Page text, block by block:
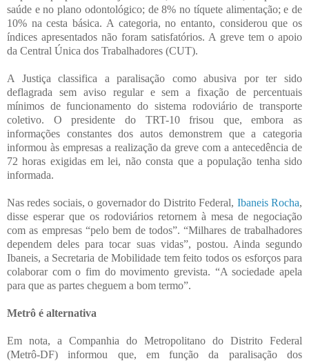
saúde e no plano odontológico; de 8% no tíquete alimentação; e de
10% na cesta básica. A categoria, no entanto, considerou que os
índices apresentados não foram satisfatórios. A greve tem o apoio
da Central Única dos Trabalhadores (CUT).
A Justiça classifica a paralisação como abusiva por ter sido
deflagrada sem aviso regular e sem a fixação de percentuais
mínimos de funcionamento do sistema rodoviário de transporte
coletivo. O presidente do TRT-10 frisou que, embora as
informações constantes dos autos demonstrem que a categoria
informou às empresas a realização da greve com a antecedência de
72 horas exigidas em lei, não consta que a população tenha sido
informada.
Nas redes sociais, o governador do Distrito Federal, Ibaneis Rocha,
disse esperar que os rodoviários retornem à mesa de negociação
com as empresas “pelo bem de todos”. “Milhares de trabalhadores
dependem deles para tocar suas vidas”, postou. Ainda segundo
Ibaneis, a Secretaria de Mobilidade tem feito todos os esforços para
colaborar com o fim do movimento grevista. “A sociedade apela
para que as partes cheguem a bom termo”.
Metrô é alternativa
Em nota, a Companhia do Metropolitano do Distrito Federal
(Metrô-DF) informou que, em função da paralisação dos